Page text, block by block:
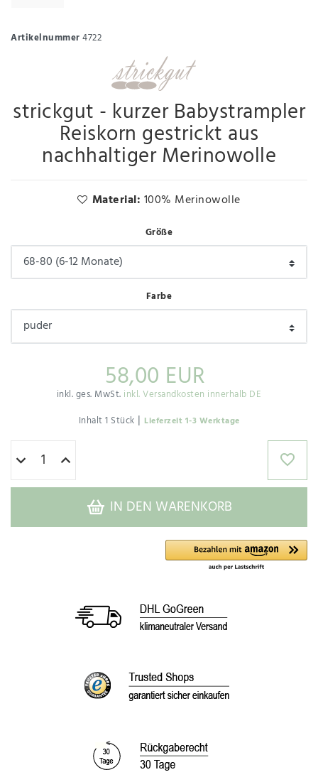
Artikelnummer4722
strickgut - kurzer Babystrampler
Reiskorn gestrickt aus
nachhaltiger Merinowolle
Material: 100% Merinowolle
Größe
Farbe
58,00 EUR
inkl. ges. MwSt. inkl. Versandkosten innerhalb DE
Inhalt1 Stück | Lieferzeit 1-3 Werktage
IN DEN WARENKORB